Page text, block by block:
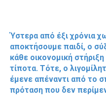
Ύστερα από έξι χρόνια
αποκτήσουμε παιδί, ο
κάθε οικονομική
τίποτα. Τότε, ο
έμενε απέναντι από το
πρόταση που δεν